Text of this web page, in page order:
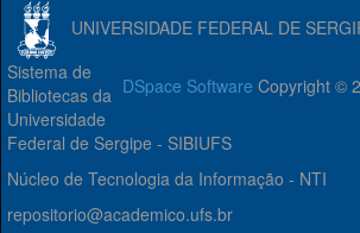
UNIVERSIDADE FEDERAL DE
DSpace Software Copyright ©
Sistema de
Bibliotecas da
Universidade
Federal de Sergipe - SIBIUFS
Núcleo de Tecnologia da Informação - NTI
repositorio@academico.ufs.br